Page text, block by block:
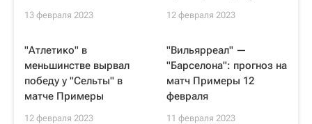
13 февраля 2023 12 февраля 2023
"Атлетико" в
меньшинстве вырвал
победу у "Сельты" в
матче Примеры
12 февраля 2023
"Вильярреал" —
"Барселона": прогноз на
матч Примеры 12
февраля
11 февраля 2023